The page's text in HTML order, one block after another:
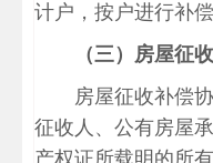
计户，按户进行补偿
（三）房屋征
房屋征收补偿
征收人、公有房屋
产权证所载明的所